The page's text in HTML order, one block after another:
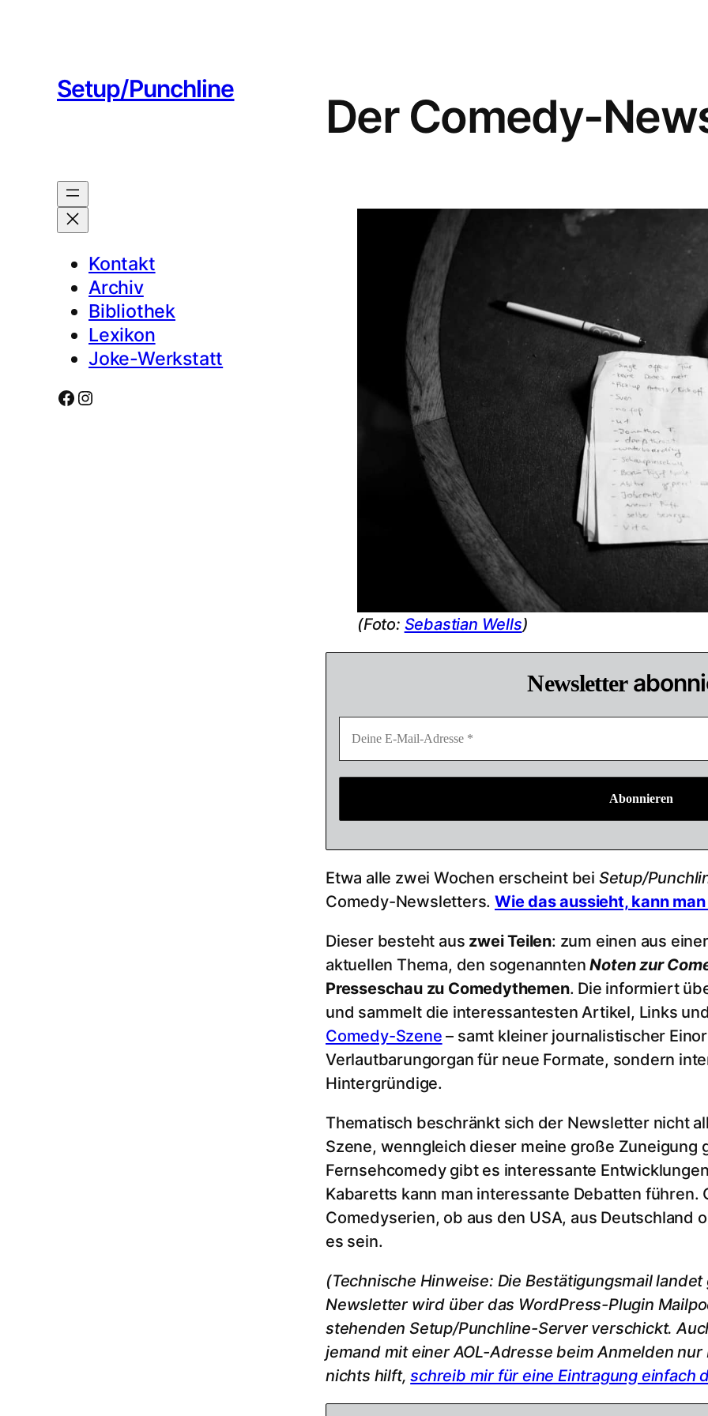
Setup/Punchline
Kontakt
Archiv
Bibliothek
Lexikon
Joke-Werkstatt
Facebook Instagram
Der Comedy-
(Foto: Sebastian Wells)
Newsletter
Etwa alle zwei Wochen erscheint bei Setup/
Comedy-Newsletters. Wie das aussieht, kann
Dieser besteht aus zwei Teilen: zum einen aus
aktuellen Thema, den sogenanntenNoten zur
Presseschau zu Comedythemen. Die informiert
und sammelt die interessantesten Artikel, Links
Comedy-Szene – samt kleiner journalistischer
Verlautbarungorgan für neue Formate, sondern
Hintergründige.
Thematisch beschränkt sich der Newsletter nicht
Szene, wenngleich dieser meine große Zuneigung
Fernsehcomedy gibt es interessante
Kabaretts kann man interessante Debatten führen.
Comedyserien, ob aus den USA, aus Deutschland
es sein.
(Technische Hinweise: Die Bestätigungsmail
Newsletter wird über das WordPress-Plugin
stehenden Setup/Punchline-Server verschickt.
jemand mit einer AOL-Adresse beim Anmelden
nichts hilft,schreib mir für eine Eintragung einfach